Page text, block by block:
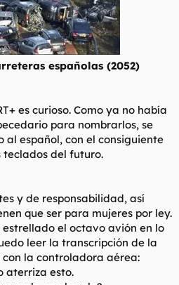
españolas (2052)
es curioso. Como ya no había
para nombrarlos, se
español, con el consiguiente
teclados del futuro.
y de responsabilidad, así
que ser para mujeres por ley.
estrellado el octavo avión en lo
leer la transcripción de la
la controladora aérea:
aterriza esto.